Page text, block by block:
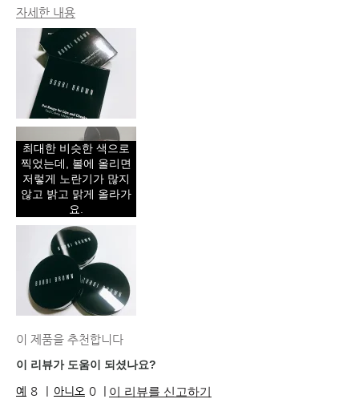
자세한 내용
피부 타입
피부 톤
엑스트라 라이트
피부 고민
제품 장점
최대한 비슷한 색으로
찍었는데, 볼에 올리면
저렇게 노란기가 많지
않고 밝고 맑게 올라가
요.
이 제품을 추천합니다
이 리뷰가 도움이 되셨나요?
8 0 이 리뷰를 신고하기